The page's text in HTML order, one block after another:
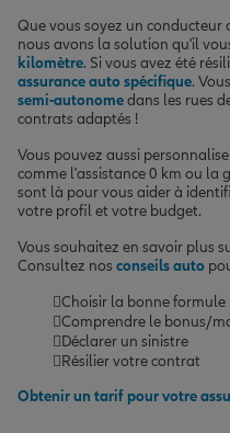
Que vous soyez un
nous avons la solution qu'il
kilomètre. Si vous avez été
assurance auto spécifique.
semi-autonomedans les rues
contrats adaptés !
Vous pouvez aussi
comme l'assistance 0 km ou la
sont là pour vous aider à
votre profil et votre budget.
Vous souhaitez en savoir plus
Consultez nos conseils auto
Choisir la bonne formule
Comprendre le bonus/
Déclarer un sinistre
Résilier votre contrat
Obtenir un tarif pour votre